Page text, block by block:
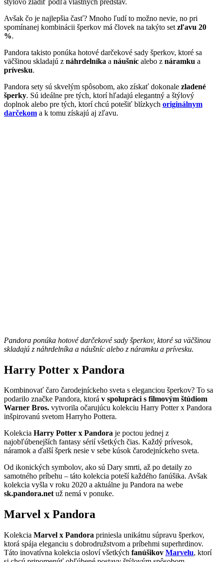
Avšak čo je najlepšia časť? Mnoho ľudí to možno nevie, no pri
spomínanej kombinácii šperkov má človek na takýto set zľavu 20
%.
Pandora takisto ponúka hotové darčekové sady šperkov, ktoré sa
väčšinou skladajú z náhrdelníka a náušníc alebo z náramku a
prívesku.
Pandora sety sú skvelým spôsobom, ako získať dokonale zladené
šperky. Sú ideálne pre tých, ktorí hľadajú elegantný a štýlový
doplnok alebo pre tých, ktorí chcú potešiť blízkych originálnym
darčekom a k tomu získajú aj zľavu.
Pandora ponúka hotové darčekové sady šperkov, ktoré sa väčšinou
skladajú z náhrdelníka a náušníc alebo z náramku a prívesku.
Harry Potter x Pandora
Kombinovať čaro čarodejníckeho sveta s eleganciou šperkov? To sa
podarilo značke Pandora, ktorá v spolupráci s filmovým štúdiom
Warner Bros. vytvorila očarujúcu kolekciu Harry Potter x Pandora
inšpirovanú svetom Harryho Pottera.
Kolekcia Harry Potter x Pandora je poctou jednej z
najobľúbenejších fantasy sérií všetkých čias. Každý prívesok,
náramok a ďalší šperk nesie v sebe kúsok čarodejníckeho sveta.
Od ikonických symbolov, ako sú Dary smrti, až po detaily zo
samotného príbehu – táto kolekcia poteší každého fanúšika. Avšak
kolekcia vyšla v roku 2020 a aktuálne ju Pandora na webe
sk.pandora.netuž nemá v ponuke.
Marvel x Pandora
Kolekcia Marvel x Pandora priniesla unikátnu súpravu šperkov,
ktorá spája eleganciu s dobrodružstvom a príbehmi superhrdinov.
Táto inovatívna kolekcia osloví všetkých fanúšikov Marvelu, ktorí